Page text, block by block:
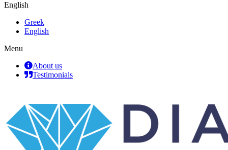
English
Greek
English
Menu
About us
Testimonials